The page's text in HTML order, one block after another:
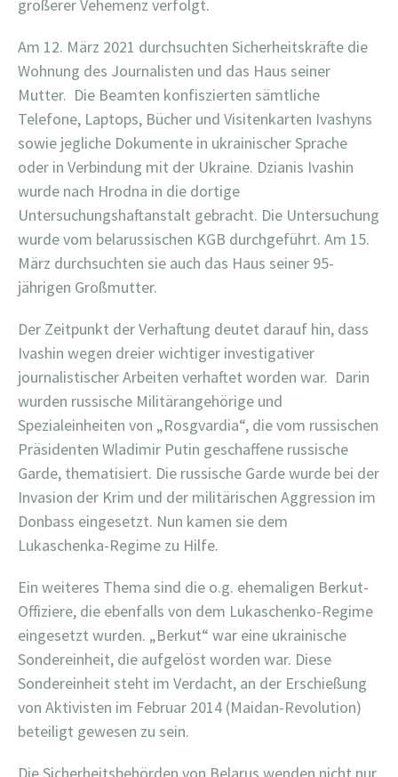
größerer Vehemenz verfolgt.
Am 12. März 2021 durchsuchten Sicherheitskräfte die
Wohnung des Journalisten und das Haus seiner
Mutter. Die Beamten konfiszierten sämtliche
Telefone, Laptops, Bücher und Visitenkarten Ivashyns
sowie jegliche Dokumente in ukrainischer Sprache
oder in Verbindung mit der Ukraine. Dzianis Ivashin
wurde nach Hrodna in die dortige
Untersuchungshaftanstalt gebracht. Die Untersuchung
wurde vom belarussischen KGB durchgeführt. Am 15.
März durchsuchten sie auch das Haus seiner 95-
jährigen Großmutter.
Der Zeitpunkt der Verhaftung deutet darauf hin, dass
Ivashin wegen dreier wichtiger investigativer
journalistischer Arbeiten verhaftet worden war. Darin
wurden russische Militärangehörige und
Spezialeinheiten von „Rosgvardia“, die vom russischen
Präsidenten Wladimir Putin geschaffene russische
Garde, thematisiert. Die russische Garde wurde bei der
Invasion der Krim und der militärischen Aggression im
Donbass eingesetzt. Nun kamen sie dem
Lukaschenka-Regime zu Hilfe.
Ein weiteres Thema sind die o.g. ehemaligen Berkut-
Offiziere, die ebenfalls von dem Lukaschenko-Regime
eingesetzt wurden. „Berkut“ war eine ukrainische
Sondereinheit, die aufgelöst worden war. Diese
Sondereinheit steht im Verdacht, an der Erschießung
von Aktivisten im Februar 2014 (Maidan-Revolution)
beteiligt gewesen zu sein.